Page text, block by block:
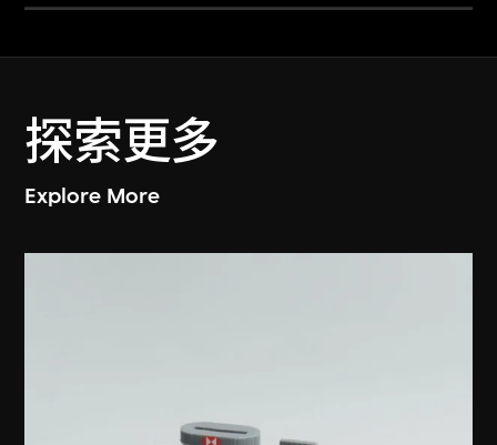
探索更多
Explore More